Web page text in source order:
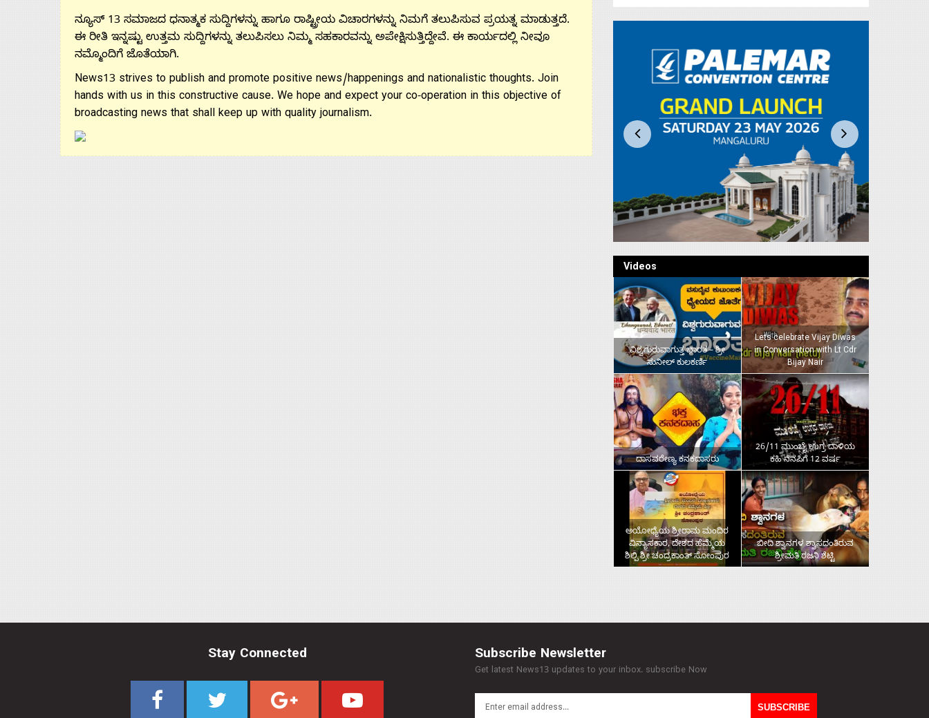
ನ್ಯೂಸ್ 13 ಸಮಾಜದ ಧನಾತ್ಮಕ ಸುದ್ದಿಗಳನ್ನು ಹಾಗೂ ರಾಷ್ಟ್ರೀಯ ವಿಚಾರಗಳನ್ನು ನಿಮಗೆ ತಲುಪಿಸುವ ಪ್ರಯತ್ನ ಮಾಡುತ್ತದೆ.
ಈ ರೀತಿ ಇನ್ನಷ್ಟು ಉತ್ತಮ ಸುದ್ದಿಗಳನ್ನು ತಲುಪಿಸಲು ನಿಮ್ಮ ಸಹಕಾರವನ್ನು ಅಪೇಕ್ಷಿಸುತ್ತಿದ್ದೇವೆ. ಈ ಕಾರ್ಯದಲ್ಲಿ ನೀವೂ
ನಮ್ಮೊಂದಿಗೆ ಜೊತೆಯಾಗಿ.
News13 strives to publish and promote positive news/happenings and nationalistic thoughts. Join
hands with us in this constructive cause. We hope and expect your co-operation in this objective of
broadcasting news that shall keep up with quality journalism.
Videos
ವಿಶ್ವಗುರುವಾಗುತ್ತ ಭಾರತ – ಶ್ರೀ
ಸುನೀಲ್‌ ಕುಲಕರ್ಣಿ
Lets celebrate Vijay Diwas
in Conversation with Lt Cdr
Bijay Nair
ದಾಸವರೇಣ್ಯ ಕನಕದಾಸರು
26/11 ಮುಂಬೈ ಉಗ್ರ ದಾಳಿಯ
ಕಹಿ ನೆನಪಿಗೆ 12 ವರ್ಷ
ಅಯೋಧ್ಯೆಯ ಶ್ರೀರಾಮ ಮಂದಿರ
ವಿನ್ಯಾಸಕಾರ, ದೇಶದ ಹೆಮ್ಮೆಯ
ಶಿಲ್ಪಿ ಶ್ರೀ ಚಂದ್ರಕಾಂತ್‌ ಸೋಂಪುರ
ಬೀದಿ ಶ್ವಾನಗಳ ಶ್ವಾಸದಂತಿರುವ
ಶ್ರೀಮತಿ ರಜನಿ ಶೆಟ್ಟಿ
Stay Connected Subscribe Newsletter
Get latest News13 updates to your inbox. subscribe Now